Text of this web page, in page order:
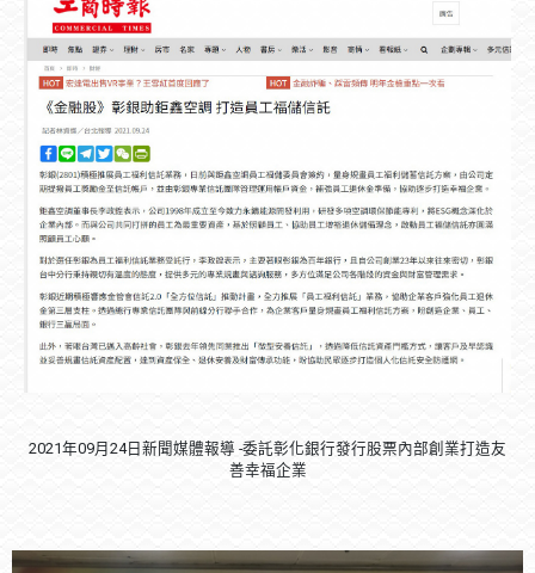
2021年09月24日新聞媒體報導 -委託彰化銀行發行股票內部創業打造友
善幸福企業